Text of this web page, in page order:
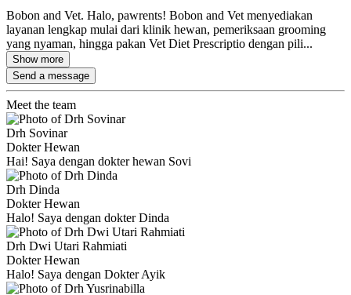
Bobon and Vet. Halo, pawrents! Bobon and Vet menyediakan
layanan lengkap mulai dari klinik hewan, pemeriksaan grooming
yang nyaman, hingga pakan Vet Diet Prescriptio dengan pili...
Show more
Send a message
Meet the team
Drh Sovinar
Dokter Hewan
Hai! Saya dengan dokter hewan Sovi
Drh Dinda
Dokter Hewan
Halo! Saya dengan dokter Dinda
Drh Dwi Utari Rahmiati
Dokter Hewan
Halo! Saya dengan Dokter Ayik